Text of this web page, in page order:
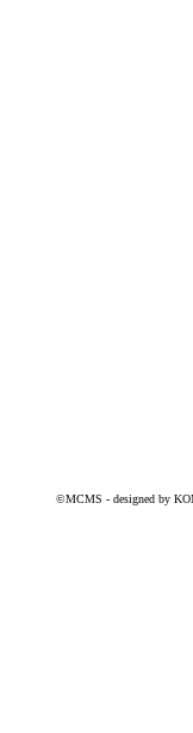
©MCMS - designed by